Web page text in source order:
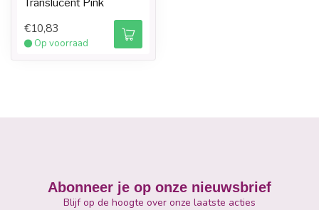
Translucent Pink
€10,83
Op voorraad
Abonneer je op onze nieuwsbrief
Blijf op de hoogte over onze laatste acties